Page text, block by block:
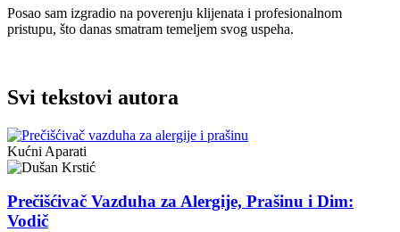
Posao sam izgradio na poverenju klijenata i profesionalnom
pristupu, što danas smatram temeljem svog uspeha.
Svi tekstovi autora
Kućni Aparati
Prečišćivač Vazduha za Alergije, Prašinu i Dim:
Vodič